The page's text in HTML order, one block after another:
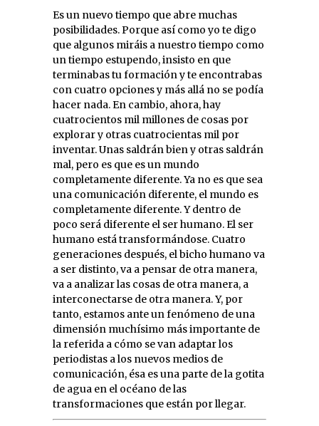
Es un nuevo tiempo que abre muchas
posibilidades. Porque así como yo te digo
que algunos miráis a nuestro tiempo como
un tiempo estupendo, insisto en que
terminabas tu formación y te encontrabas
con cuatro opciones y más allá no se podía
hacer nada. En cambio, ahora, hay
cuatrocientos mil millones de cosas por
explorar y otras cuatrocientas mil por
inventar. Unas saldrán bien y otras saldrán
mal, pero es que es un mundo
completamente diferente. Ya no es que sea
una comunicación diferente, el mundo es
completamente diferente. Y dentro de
poco será diferente el ser humano. El ser
humano está transformándose. Cuatro
generaciones después, el bicho humano va
a ser distinto, va a pensar de otra manera,
va a analizar las cosas de otra manera, a
interconectarse de otra manera. Y, por
tanto, estamos ante un fenómeno de una
dimensión muchísimo más importante de
la referida a cómo se van adaptar los
periodistas a los nuevos medios de
comunicación, ésa es una parte de la gotita
de agua en el océano de las
transformaciones que están por llegar.